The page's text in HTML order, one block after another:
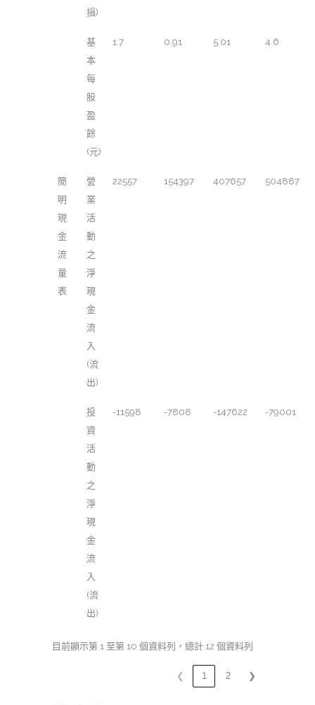
損)
基
本
每
股
盈
餘
(元)
1.7 0.91 5.01 4.6
簡
明
現
金
流
量
表
營
業
活
動
之
淨
現
金
流
入
(流
出)
22557 154397 407657 504887
投
資
活
動
之
淨
現
金
流
入
(流
出)
-11598 -7808 -147622 -79001
目前顯示第 1 至第 10 個資料列，總計 12 個資料列
❮ 1 2 ❯